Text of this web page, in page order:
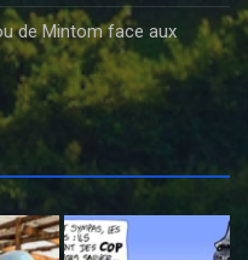
de Mintom face aux